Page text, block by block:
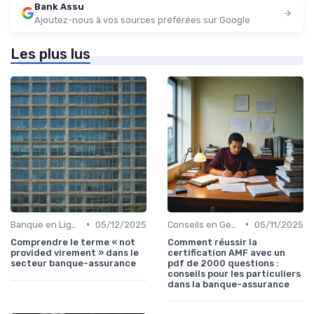
Bank Assu
Ajoutez-nous à vos sources préférées sur Google
Les plus lus
• 05/12/2025
Comprendre le terme « not
provided virement » dans le
secteur banque-assurance
• 05/11/2025
Comment réussir la
certification AMF avec un
pdf de 2000 questions :
conseils pour les particuliers
dans la banque-assurance